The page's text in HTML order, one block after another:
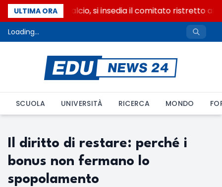
ULTIMA ORA
Riforma del calcio, si insedia il comitato ristretto al
Loading...
SCUOLA UNIVERSITÀ RICERCA MONDO
Il diritto di restare: perché i
bonus non fermano lo
spopolamento